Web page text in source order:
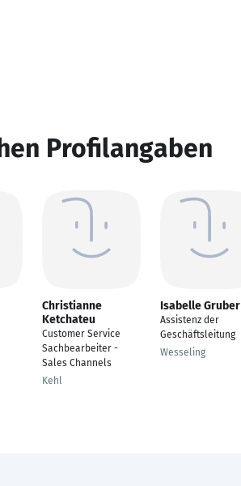
Profilangaben
Christianne
Ketchateu
Customer Service
Sachbearbeiter -
Sales Channels
Kehl
Isabelle Gruber
Assistenz der
Geschäftsleitung
Wesseling